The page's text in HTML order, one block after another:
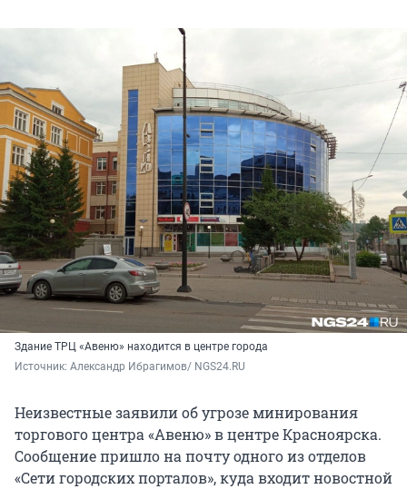
Здание ТРЦ «Авеню» находится в центре города
Источник: Александр Ибрагимов/ NGS24.RU
Неизвестные заявили об угрозе минирования
торгового центра «Авеню» в центре Красноярска.
Сообщение пришло на почту одного из отделов
«Сети городских порталов», куда входит новостной